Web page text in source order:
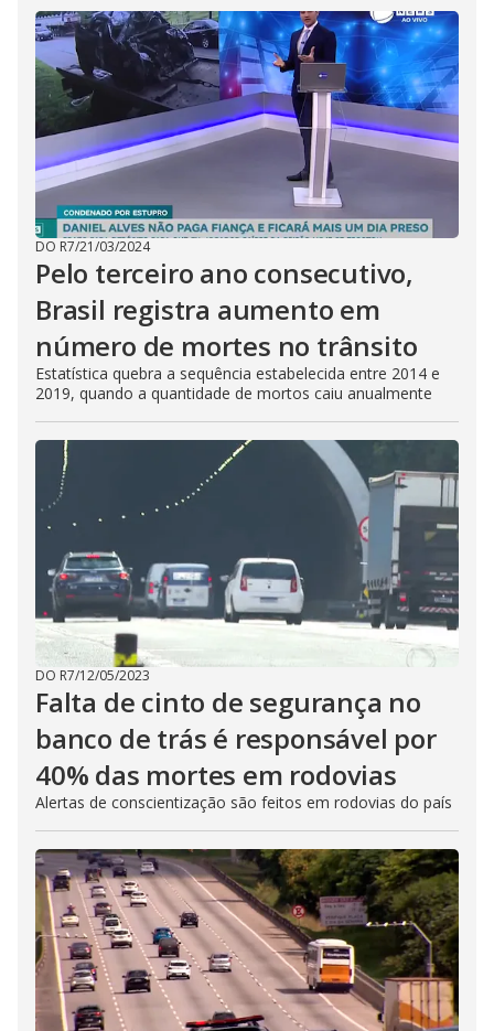
DO R7/21/03/2024
Pelo terceiro ano consecutivo,
Brasil registra aumento em
número de mortes no trânsito
Estatística quebra a sequência estabelecida entre 2014 e
2019, quando a quantidade de mortos caiu anualmente
DO R7/12/05/2023
Falta de cinto de segurança no
banco de trás é responsável por
40% das mortes em rodovias
Alertas de conscientização são feitos em rodovias do país